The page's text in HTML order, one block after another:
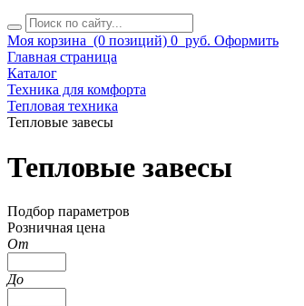
Моя корзина (0 позиций) 0 руб. Оформить
Главная страница
Каталог
Техника для комфорта
Тепловая техника
Тепловые завесы
Тепловые завесы
Подбор параметров
Розничная цена
От
До